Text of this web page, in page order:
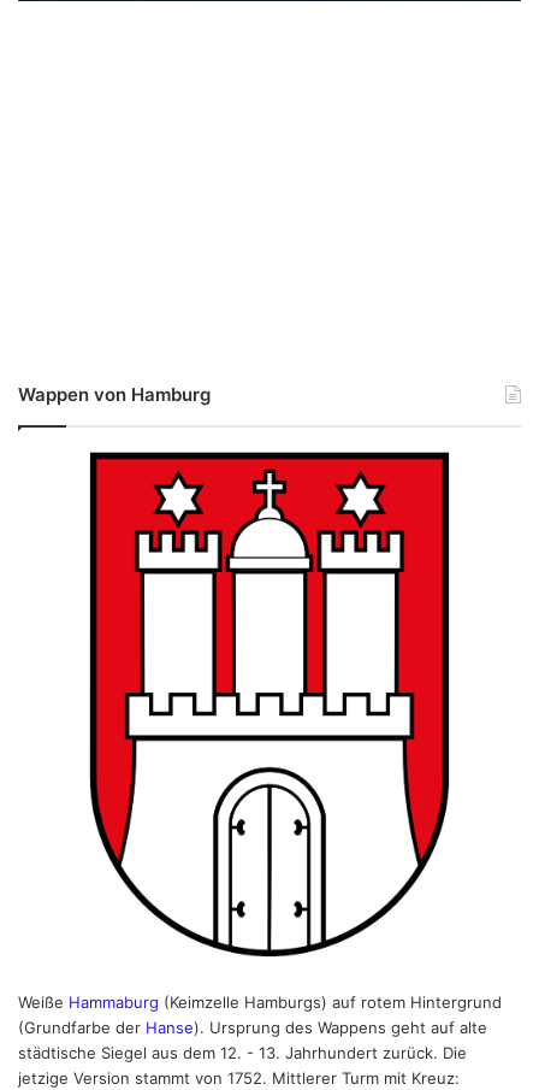
Wappen von Hamburg
Weiße Hammaburg (Keimzelle Hamburgs) auf rotem Hintergrund
(Grundfarbe der Hanse). Ursprung des Wappens geht auf alte
städtische Siegel aus dem 12. - 13. Jahrhundert zurück. Die
jetzige Version stammt von 1752. Mittlerer Turm mit Kreuz: